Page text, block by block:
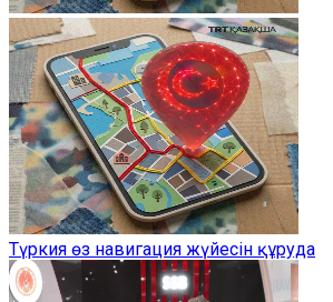
Түркия өз навигация жүйесін құруда